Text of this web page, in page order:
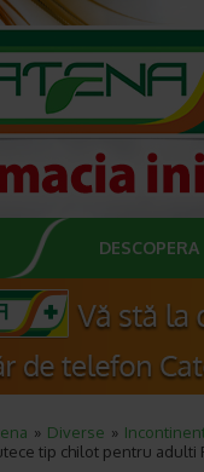
Diverse
tip chilot pentru adulti